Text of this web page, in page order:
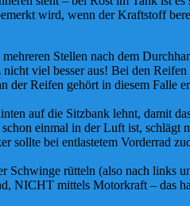
wird, wenn der Kraftstoff
Stellen nach dem
viel besser aus! Bei den
Reifen gehört in diesem Falle
auf die Sitzbank lehnt, damit
einmal in der Luft ist,
bei entlastetem Vorderrad
rütteln (also nach links
mittels Motorkraft – das